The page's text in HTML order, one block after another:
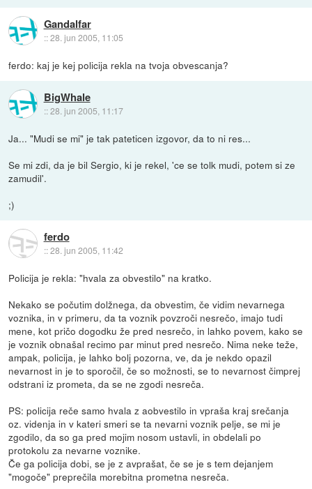
Gandalfar
::28. jun 2005, 11:05
ferdo: kaj je kej policija rekla na tvoja obvescanja?
BigWhale
::28. jun 2005, 11:17
Ja... "Mudi se mi" je tak pateticen izgovor, da to ni res...
Se mi zdi, da je bil Sergio, ki je rekel, 'ce se tolk mudi, potem si ze
zamudil'.
;)
ferdo
::28. jun 2005, 11:42
Policija je rekla: "hvala za obvestilo" na kratko.
Nekako se počutim dolžnega, da obvestim, če vidim nevarnega
voznika, in v primeru, da ta voznik povzroči nesrečo, imajo tudi
mene, kot pričo dogodku že pred nesrečo, in lahko povem, kako se
je voznik obnašal recimo par minut pred nesrečo. Nima neke teže,
ampak, policija, je lahko bolj pozorna, ve, da je nekdo opazil
nevarnost in je to sporočil, če so možnosti, se to nevarnost čimprej
odstrani iz prometa, da se ne zgodi nesreča.
PS: policija reče samo hvala z aobvestilo in vpraša kraj srečanja
oz. videnja in v kateri smeri se ta nevarni voznik pelje, se mi je
zgodilo, da so ga pred mojim nosom ustavli, in obdelali po
protokolu za nevarne voznike.
Če ga policija dobi, se je z avprašat, če se je s tem dejanjem
"mogoče" preprečila morebitna prometna nesreča.